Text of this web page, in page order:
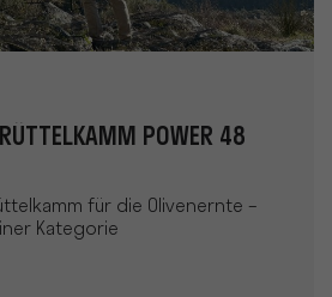
POWER 48
für die Olivenernte –
Kategorie